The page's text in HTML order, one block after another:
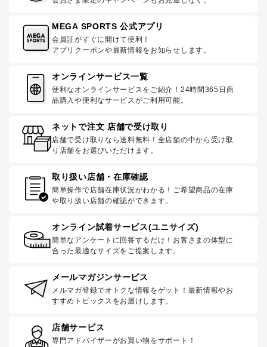
MEGA SPORTS 公式アプリ
会員証がすぐに開けて便利！
アプリクーポンや最新情報をお知らせします。
オンラインサービス一覧
便利なオンラインサービスをご紹介！24時間365日商
品購入や便利なサービスがご利用可能。
ネットで注文 店舗で受け取り
店舗で受け取りなら送料無料！全店舗の中から受け取
り店舗をお選びいただけます。
取り扱い店舗・在庫確認
簡単操作で店舗在庫状況がわかる！ご希望商品の在庫
や取り扱い店舗の確認ができます。
オンライン試着サービス(ユニサイズ)
簡単なアンケートに回答するだけ！お客さまの体型に
合った最適なサイズをご提案します。
メールマガジンサービス
メルマガ登録でオトクな情報をゲット！最新情報やお
すすめトピックスをお届けします。
店舗サービス
専門アドバイザーがお買い物をサポート！